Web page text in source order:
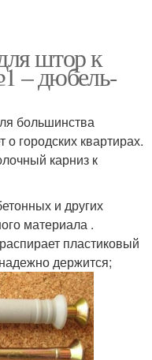
штор к
– дюбель-
большинства
о городских квартирах.
карниз к
и других
материала .
пластиковый
держится;